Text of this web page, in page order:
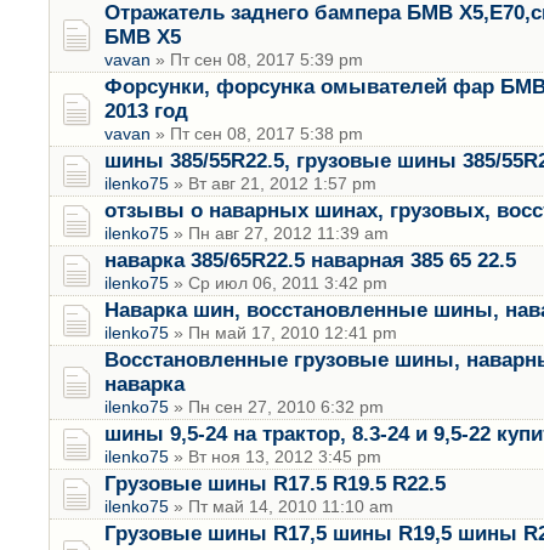
Отражатель заднего бампера БМВ
БМВ Х5
vavan » Пт сен 08, 2017 5:39 pm
Форсунки, форсунка омывателей фар БМВ
2013 год
vavan » Пт сен 08, 2017 5:38 pm
шины 385/55R22.5, грузовые шины 385/
ilenko75 » Вт авг 21, 2012 1:57 pm
отзывы о наварных шинах, грузовых,
ilenko75 » Пн авг 27, 2012 11:39 am
наварка 385/65R22.5 наварная 385 65 22.5
ilenko75 » Ср июл 06, 2011 3:42 pm
Наварка шин, восстановленные шины,
ilenko75 » Пн май 17, 2010 12:41 pm
Восстановленные грузовые шины,
наварка
ilenko75 » Пн сен 27, 2010 6:32 pm
шины 9,5-24 на трактор, 8.3-24 и 9,5-22
ilenko75 » Вт ноя 13, 2012 3:45 pm
Грузовые шины R17.5 R19.5 R22.5
ilenko75 » Пт май 14, 2010 11:10 am
Грузовые шины R17,5 шины R19,5 шины